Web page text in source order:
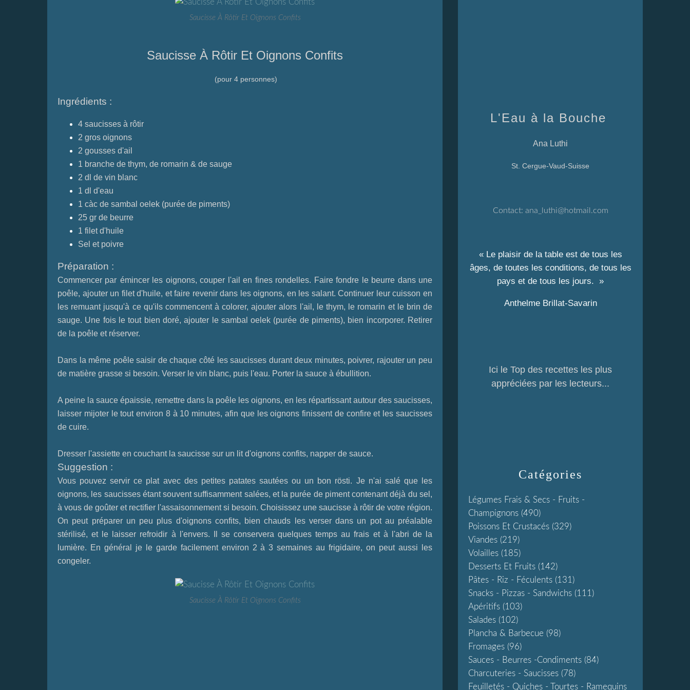
Saucisse À Rôtir Et Oignons Confits
Saucisse À Rôtir Et Oignons Confits
(pour 4 personnes)
Ingrédients :
4 saucisses à rôtir
2 gros oignons
2 gousses d'ail
1 branche de thym, de romarin & de sauge
2 dl de vin blanc
1 dl d'eau
1 càc de sambal oelek (purée de piments)
25 gr de beurre
1 filet d'huile
Sel et poivre
Préparation :
Commencer par émincer les oignons, couper l'ail en fines rondelles. Faire fondre le beurre dans une
poêle, ajouter un filet d'huile, et faire revenir dans les oignons, en les salant. Continuer leur cuisson en
les remuant jusqu'à ce qu'ils commencent à colorer, ajouter alors l'ail, le thym, le romarin et le brin de
sauge. Une fois le tout bien doré, ajouter le sambal oelek (purée de piments), bien incorporer. Retirer
de la poêle et réserver.
Dans la même poêle saisir de chaque côté les saucisses durant deux minutes, poivrer, rajouter un peu
de matière grasse si besoin. Verser le vin blanc, puis l'eau. Porter la sauce à ébullition.
A peine la sauce épaissie, remettre dans la poêle les oignons, en les répartissant autour des saucisses,
laisser mijoter le tout environ 8 à 10 minutes, afin que les oignons finissent de confire et les saucisses
de cuire.
Dresser l'assiette en couchant la saucisse sur un lit d'oignons confits, napper de sauce.
Suggestion :
Vous pouvez servir ce plat avec des petites patates sautées ou un bon rösti. Je n'ai salé que les
oignons, les saucisses étant souvent suffisamment salées, et la purée de piment contenant déjà du sel,
à vous de goûter et rectifier l'assaisonnement si besoin. Choisissez une saucisse à rôtir de votre région.
On peut préparer un peu plus d'oignons confits, bien chauds les verser dans un pot au préalable
stérilisé, et le laisser refroidir à l'envers. Il se conservera quelques temps au frais et à l'abri de la
lumière. En général je le garde facilement environ 2 à 3 semaines au frigidaire, on peut aussi les
congeler.
Saucisse À Rôtir Et Oignons Confits
Catégories
Légumes Frais & Secs - Fruits -
Champignons (490)
Poissons Et Crustacés (329)
Viandes (219)
Volailles (185)
Desserts Et Fruits (142)
Pâtes - Riz - Féculents (131)
Snacks - Pizzas - Sandwichs (111)
Apéritifs (103)
Salades (102)
Plancha & Barbecue (98)
Fromages (96)
Sauces - Beurres -condiments (84)
Charcuteries - Saucisses (78)
Feuilletés - Quiches - Tourtes - Ramequins
L'Eau à la Bouche
Ana Luthi
St. Cergue-Vaud-Suisse
Contact: ana_luthi@hotmail.com
« Le plaisir de la table est de tous les
âges, de toutes les conditions, de tous les
pays et de tous les jours. »
Anthelme Brillat-Savarin
Ici le Top des recettes les plus
appréciées par les lecteurs...